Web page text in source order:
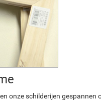
onze schilderijen gespannen